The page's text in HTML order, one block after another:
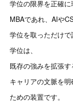
学位の限界を正確に
MBAであれ、AIやCS
学位を取っただけで
学位は、
既存の強みを拡張す
キャリアの文脈を明
ための装置です。